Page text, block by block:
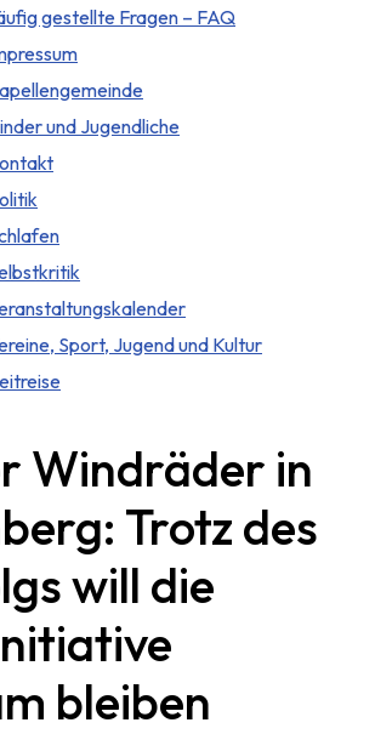
gestellte Fragen – FAQ
und Jugendliche
Sport, Jugend und Kultur
Windräder in
Trotz des
will die
bleiben